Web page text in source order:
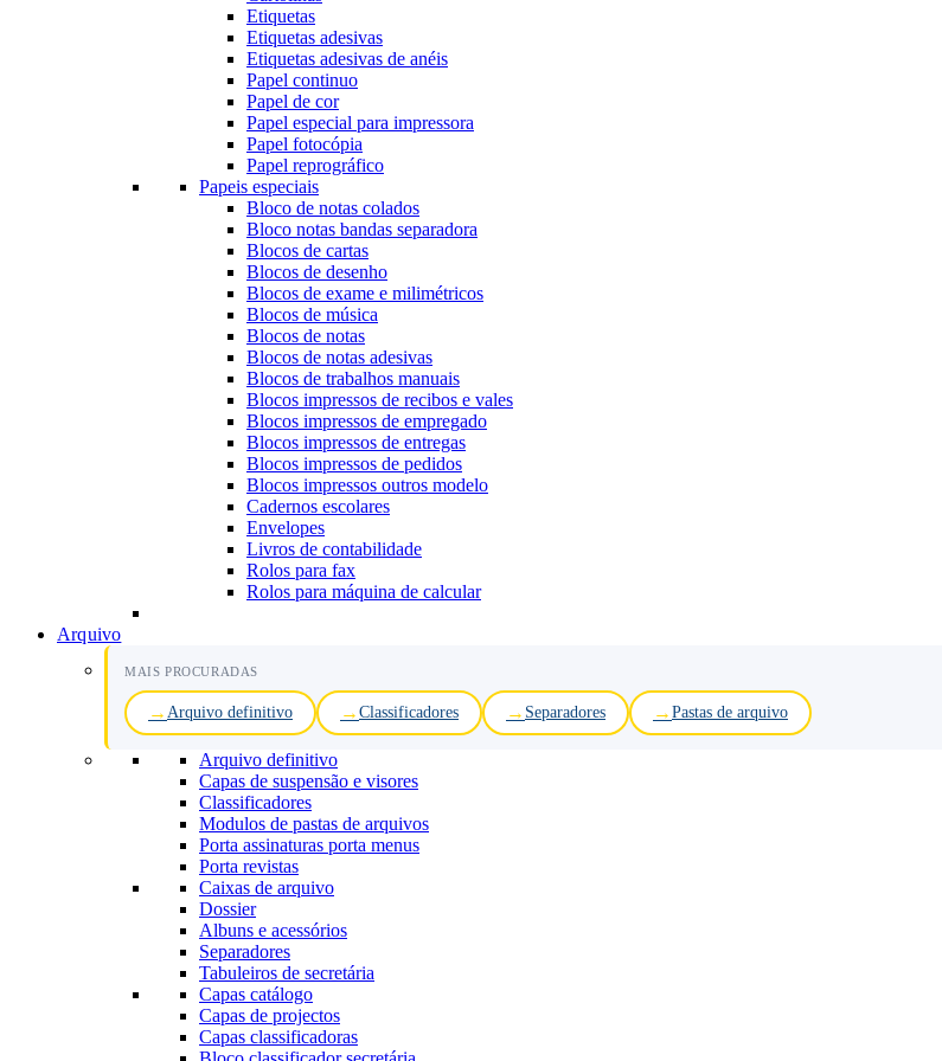
Etiquetas
Etiquetas adesivas
Etiquetas adesivas de anéis
Papel continuo
Papel de cor
Papel especial para impressora
Papel fotocópia
Papel reprográfico
Papeis especiais
Bloco de notas colados
Bloco notas bandas separadora
Blocos de cartas
Blocos de desenho
Blocos de exame e milimétricos
Blocos de música
Blocos de notas
Blocos de notas adesivas
Blocos de trabalhos manuais
Blocos impressos de recibos e vales
Blocos impressos de empregado
Blocos impressos de entregas
Blocos impressos de pedidos
Blocos impressos outros modelo
Cadernos escolares
Envelopes
Livros de contabilidade
Rolos para fax
Rolos para máquina de calcular
Arquivo
MAIS PROCURADAS
Arquivo definitivo Classificadores Separadores Pastas de arquivo
Arquivo definitivo
Capas de suspensão e visores
Classificadores
Modulos de pastas de arquivos
Porta assinaturas porta menus
Porta revistas
Caixas de arquivo
Dossier
Albuns e acessórios
Separadores
Tabuleiros de secretária
Capas catálogo
Capas de projectos
Capas classificadoras